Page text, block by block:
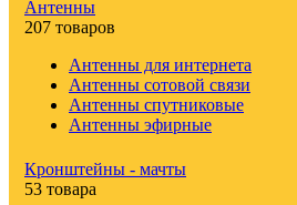
Антенны
207 товаров
Антенны для интернета
Антенны сотовой связи
Антенны спутниковые
Антенны эфирные
Кронштейны - мачты
53 товара